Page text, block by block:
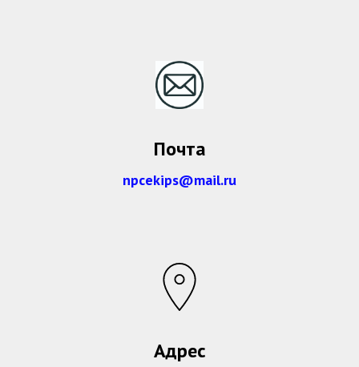
Почта
npcekips@mail.ru
Адрес